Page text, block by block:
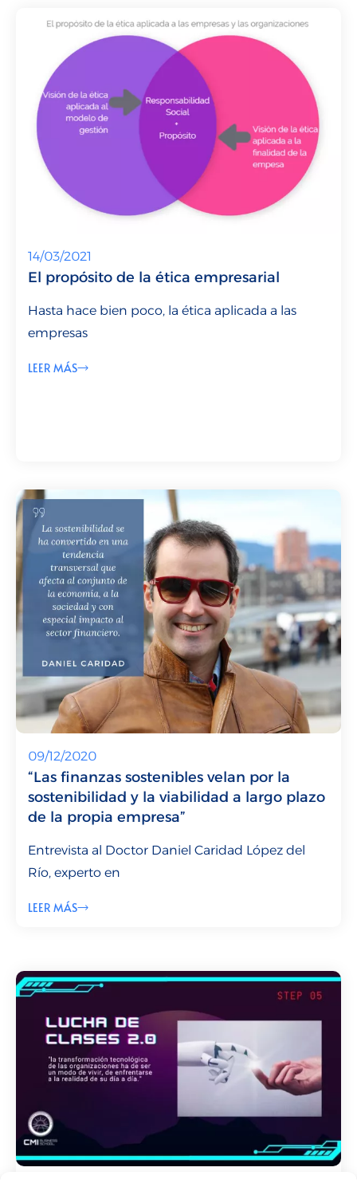
14/03/2021
El propósito de la ética empresarial
Hasta hace bien poco, la ética aplicada a las
empresas
LEER MÁS
09/12/2020
“Las finanzas sostenibles velan por la
sostenibilidad y la viabilidad a largo plazo
de la propia empresa”
Entrevista al Doctor Daniel Caridad López del
Río, experto en
LEER MÁS